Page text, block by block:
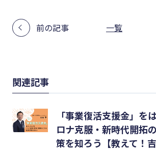
前の記事 一覧
関連記事
「事業復活支援金」を
ロナ克服・新時代開拓
策を知ろう【教えて！吉